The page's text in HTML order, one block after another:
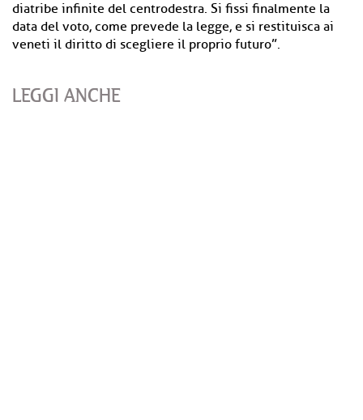
diatribe infinite del centrodestra. Si fissi finalmente la
data del voto, come prevede la legge, e si restituisca ai
veneti il diritto di scegliere il proprio futuro”.
LEGGI ANCHE